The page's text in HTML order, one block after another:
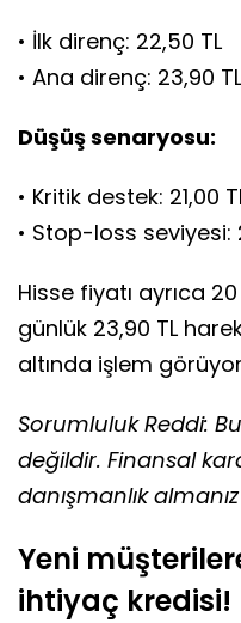
• İlk direnç: 22,50 TL
• Ana direnç: 23,90 TL
Düşüş senaryosu:
• Kritik destek: 21,00
• Stop-loss seviyesi:
Hisse fiyatı ayrıca
günlük 23,90 TL
altında işlem
Sorumluluk Reddi:
değildir. Finansal
danışmanlık
Yeni
ihtiyaç kredisi!